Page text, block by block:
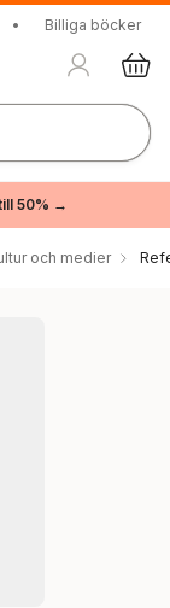
• Billiga böcker
50% →
och medier